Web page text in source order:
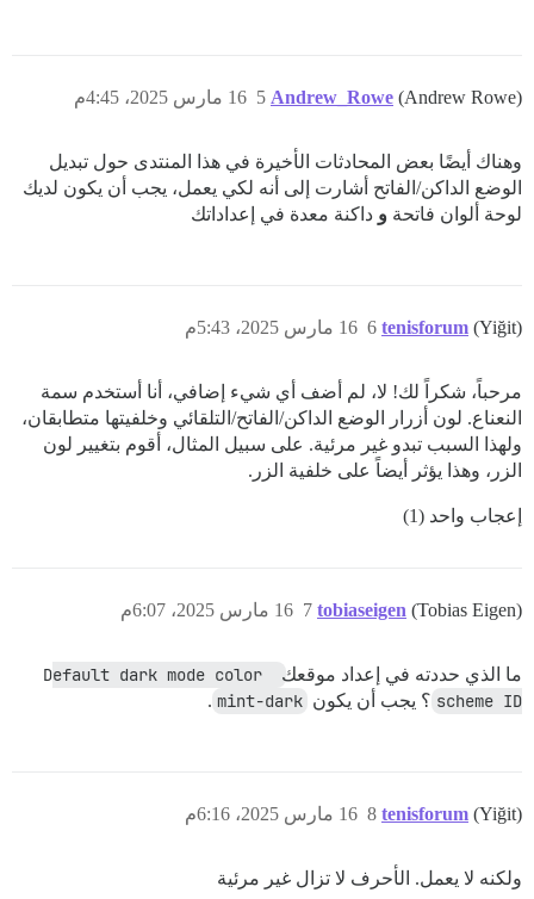
Andrew_Rowe (Andrew Rowe) 16 مارس 2025، 4:45م 5
وهناك أيضًا بعض المحادثات الأخيرة في هذا المنتدى حول تبديل
الوضع الداكن/الفاتح أشارت إلى أنه لكي يعمل، يجب أن يكون لديك
لوحة ألوان فاتحة و داكنة معدة في إعداداتك
tenisforum (Yiğit) 16 مارس 2025، 5:43م 6
مرحباً، شكراً لك! لا، لم أضف أي شيء إضافي، أنا أستخدم سمة
النعناع. لون أزرار الوضع الداكن/الفاتح/التلقائي وخلفيتها متطابقان،
ولهذا السبب تبدو غير مرئية. على سبيل المثال، أقوم بتغيير لون
الزر، وهذا يؤثر أيضاً على خلفية الزر.
إعجاب واحد (1)
tobiaseigen (Tobias Eigen) 16 مارس 2025، 6:07م 7
ما الذي حددته في إعداد موقعك
Default dark mode color
scheme ID ؟ يجب أن يكون mint-dark
.
tenisforum (Yiğit) 16 مارس 2025، 6:16م 8
ولكنه لا يعمل. الأحرف لا تزال غير مرئية